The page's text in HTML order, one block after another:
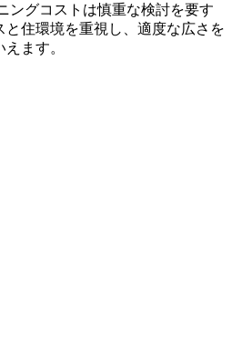
ングコストは慎重な検討を要す
と住環境を重視し、適度な広さを
ます。